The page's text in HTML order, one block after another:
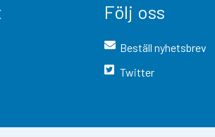
Följ oss
Beställ nyhetsbrev
Twitter